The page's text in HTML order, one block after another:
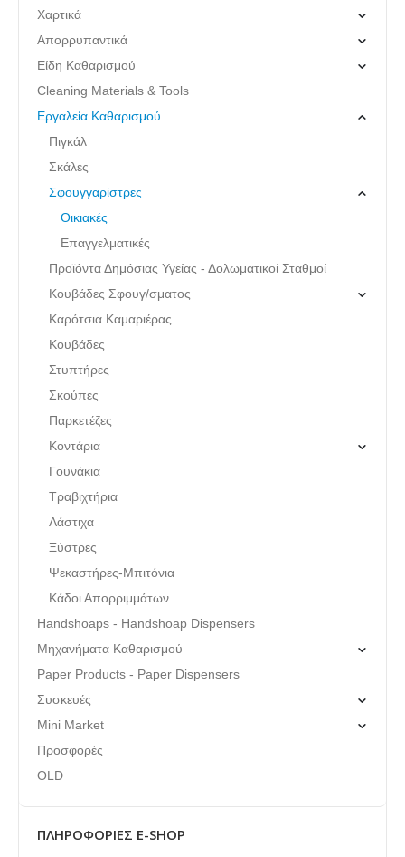
Χαρτικά
Απορρυπαντικά
Είδη Καθαρισμού
Cleaning Materials & Tools
Εργαλεία Καθαρισμού
Πιγκάλ
Σκάλες
Σφουγγαρίστρες
Οικιακές
Επαγγελματικές
Προϊόντα Δημόσιας Υγείας - Δολωματικοί Σταθμοί
Κουβάδες Σφουγ/σματος
Καρότσια Καμαριέρας
Κουβάδες
Στυπτήρες
Σκούπες
Παρκετέζες
Κοντάρια
Γουνάκια
Τραβιχτήρια
Λάστιχα
Ξύστρες
Ψεκαστήρες-Μπιτόνια
Κάδοι Απορριμμάτων
Handshoaps - Handshoap Dispensers
Μηχανήματα Καθαρισμού
Paper Products - Paper Dispensers
Συσκευές
Mini Market
Προσφορές
OLD
ΠΛΗΡΟΦΟΡΊΕΣ E-SHOP